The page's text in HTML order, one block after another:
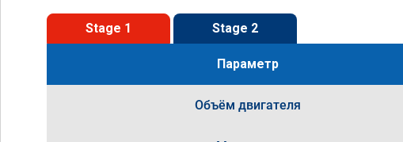
Stage 1 Stage 2
Параметр
Объём двигателя